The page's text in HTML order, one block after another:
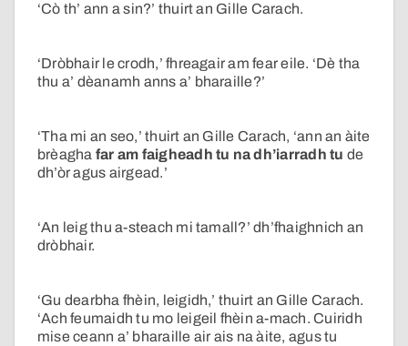
‘Cò th’ ann a sin?’ thuirt an Gille Carach.
‘Dròbhair le crodh,’ fhreagair am fear eile. ‘Dè tha
thu a’ dèanamh anns a’ bharaille?’
‘Tha mi an seo,’ thuirt an Gille Carach, ‘ann an àite
brèagha far am faigheadh tu na dh’iarradh tu de
dh’òr agus airgead.’
‘An leig thu a-steach mi tamall?’ dh’fhaighnich an
dròbhair.
‘Gu dearbha fhèin, leigidh,’ thuirt an Gille Carach.
‘Ach feumaidh tu mo leigeil fhèin a-mach. Cuiridh
mise ceann a’ bharaille air ais na àite, agus tu